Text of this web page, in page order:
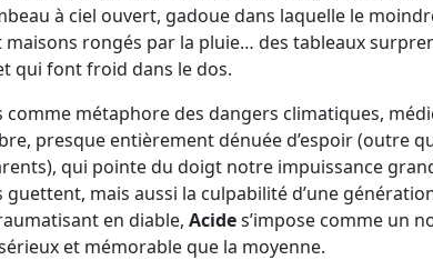
à ciel ouvert, gadoue dans laquelle le
maisons rongés par la pluie… des tableaux
qui font froid dans le dos.
comme métaphore des dangers climatiques,
presque entièrement dénuée d’espoir (outre
qui pointe du doigt notre impuissance
mais aussi la culpabilité d’une
en diable, Acides’impose comme un
et mémorable que la moyenne.